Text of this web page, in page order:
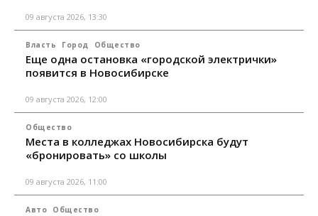
09 августа 2026, 13:30
Власть Город Общество
Еще одна остановка «городской электрички»
появится в Новосибирске
09 августа 2026, 12:00
Общество
Места в колледжах Новосибирска будут
«бронировать» со школы
09 августа 2026, 11:00
Авто Общество